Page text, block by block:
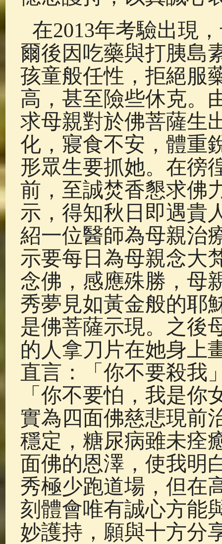
在2013年考驗出現
爾後因吃藥與打胰島
孩童般任性，拒絕服
高，甚至險些休克。
求母親對於佛菩薩生
化，寢食不安，體重
形眾生要抓她。在徬
前，至誠焚香懇求佛
示，得知秋日即遇貴
紹一位醫師為母親治
示要每日為母親念大
念佛，感應殊勝，母
秀夢見如黃金般的耶
是佛菩薩示現。之後
的人拿刀片在她身上
直言：「你不要殺我
「你不要怕，我是
實為四面佛慈悲現前
穩定，糖尿病雖未痊
面佛的恩澤，使我明
秀極少跑道場，但在
刻體會唯有誠心方能
妙護持，願與十方分